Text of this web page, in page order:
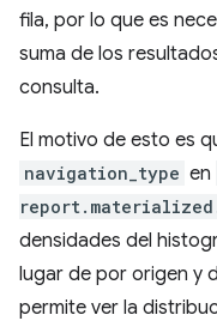
fila, por lo que es
suma de los
consulta.
El motivo de esto es
navigation_type en
densidades del
lugar de por origen y
permite ver la